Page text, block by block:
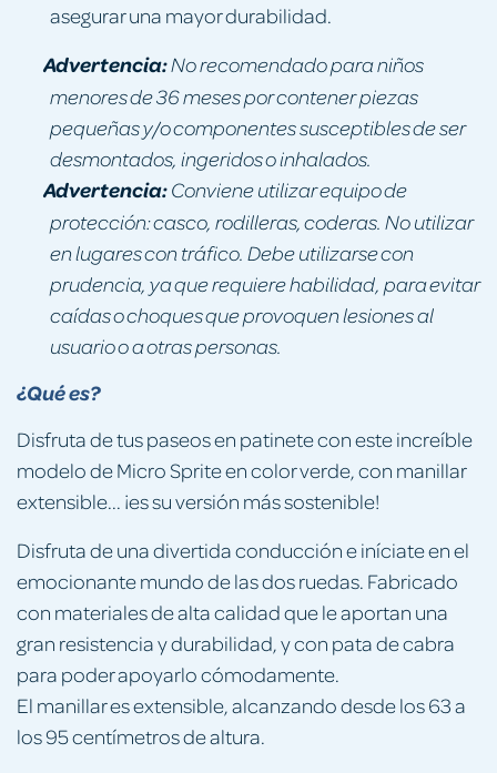
¿Qué es?
Disfruta de tus paseos en patinete con este increíble
modelo de Micro Sprite en color verde, con manillar
extensible... ¡es su versión más sostenible!
Disfruta de una divertida conducción e iníciate en el
emocionante mundo de las dos ruedas. Fabricado
con materiales de alta calidad que le aportan una
gran resistencia y durabilidad, y con pata de cabra
para poder apoyarlo cómodamente.
El manillar es extensible, alcanzando desde los 63 a
los 95 centímetros de altura.
asegurar una mayor durabilidad.
Advertencia:No recomendado para niños
menores de 36 meses por contener piezas
pequeñas y/o componentes susceptibles de ser
desmontados, ingeridos o inhalados.
Advertencia:Conviene utilizar equipo de
protección: casco, rodilleras, coderas. No utilizar
en lugares con tráfico. Debe utilizarse con
prudencia, ya que requiere habilidad, para evitar
caídas o choques que provoquen lesiones al
usuario o a otras personas.